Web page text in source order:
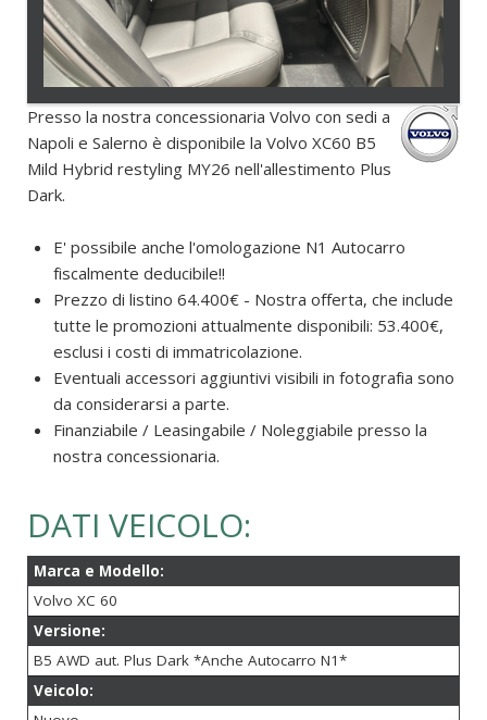
Presso la nostra concessionaria Volvo con sedi a
Napoli e Salerno è disponibile la Volvo XC60 B5
Mild Hybrid restyling MY26 nell'allestimento Plus
Dark.
E' possibile anche l'omologazione N1 Autocarro
fiscalmente deducibile!!
Prezzo di listino 64.400€ - Nostra offerta, che include
tutte le promozioni attualmente disponibili: 53.400€,
esclusi i costi di immatricolazione.
Eventuali accessori aggiuntivi visibili in fotografia sono
da considerarsi a parte.
Finanziabile / Leasingabile / Noleggiabile presso la
nostra concessionaria.
DATI VEICOLO:
Marca e Modello:
Volvo XC 60
Versione:
B5 AWD aut. Plus Dark *Anche Autocarro N1*
Veicolo: